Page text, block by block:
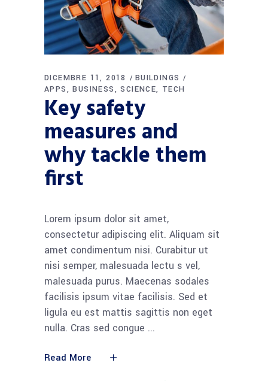
DICEMBRE 11, 2018
BUILDINGS
APPS
BUSINESS SCIENCE TECH
Key safety
measures and
why tackle them
first
Lorem ipsum dolor sit amet,
consectetur adipiscing elit. Aliquam sit
amet condimentum nisi. Curabitur ut
nisi semper, malesuada lectu s vel,
malesuada purus. Maecenas sodales
facilisis ipsum vitae facilisis. Sed et
ligula eu est mattis sagittis non eget
nulla. Cras sed congue
Read More